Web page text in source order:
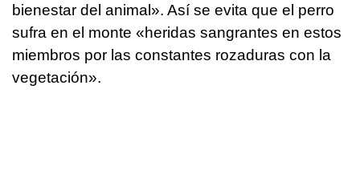
bienestar del animal». Así se evita que el perro
sufra en el monte «heridas sangrantes en estos
miembros por las constantes rozaduras con la
vegetación».